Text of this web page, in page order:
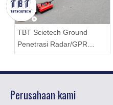
TBT Scietech Ground
Penetrasi Radar/GPR
Untuk Deteksi Jalan Raya,
Arkeologi
Perusahaan kami